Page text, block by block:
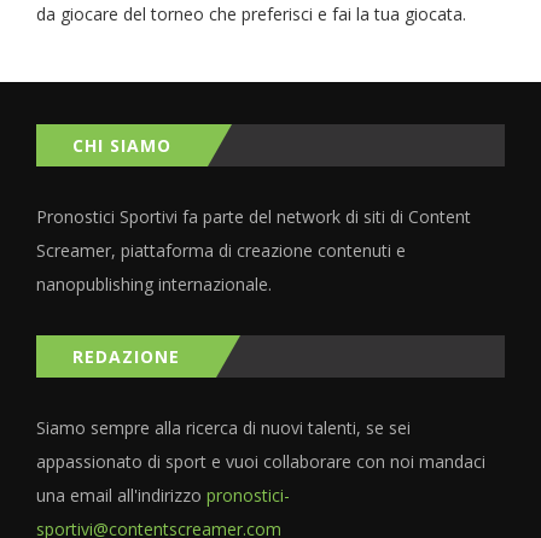
da giocare del torneo che preferisci e fai la tua giocata.
CHI SIAMO
Pronostici Sportivi fa parte del network di siti di Content
Screamer, piattaforma di creazione contenuti e
nanopublishing internazionale.
REDAZIONE
Siamo sempre alla ricerca di nuovi talenti, se sei
appassionato di sport e vuoi collaborare con noi mandaci
una email all'indirizzo pronostici-
sportivi@contentscreamer.com